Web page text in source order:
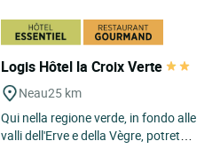
Logis Hôtel la Croix Verte
Neau25 km
Qui nella regione verde, in fondo alle
valli dell'Erve e della Vègre, potrete